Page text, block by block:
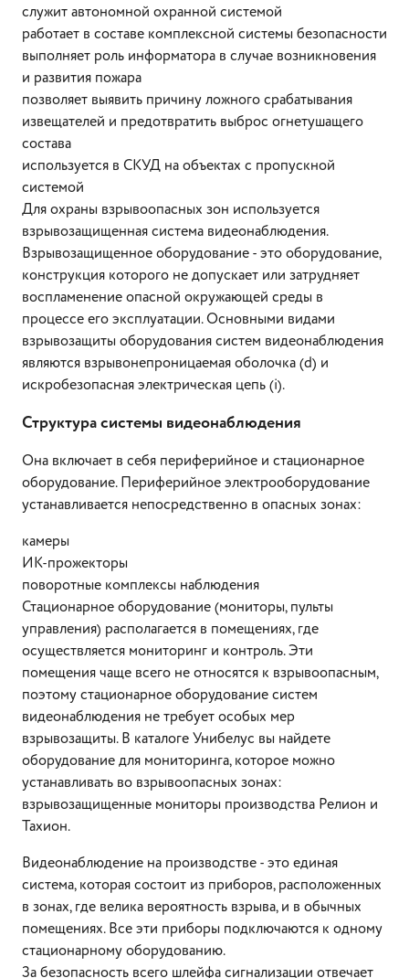
служит автономной охранной системой
работает в составе комплексной системы безопасности
выполняет роль информатора в случае возникновения
и развития пожара
позволяет выявить причину ложного срабатывания
извещателей и предотвратить выброс огнетушащего
состава
используется в СКУД на объектах с пропускной
системой
Для охраны взрывоопасных зон используется
взрывозащищенная система видеонаблюдения.
Взрывозащищенное оборудование - это оборудование,
конструкция которого не допускает или затрудняет
воспламенение опасной окружающей среды в
процессе его эксплуатации. Основными видами
взрывозащиты оборудования систем видеонаблюдения
являются взрывонепроницаемая оболочка (d) и
искробезопасная электрическая цепь (i).
Структура системы видеонаблюдения
Она включает в себя периферийное и стационарное
оборудование. Периферийное электрооборудование
устанавливается непосредственно в опасных зонах:
камеры
ИК-прожекторы
поворотные комплексы наблюдения
Стационарное оборудование (мониторы, пульты
управления) располагается в помещениях, где
осуществляется мониторинг и контроль. Эти
помещения чаще всего не относятся к взрывоопасным,
поэтому стационарное оборудование систем
видеонаблюдения не требует особых мер
взрывозащиты. В каталоге Унибелус вы найдете
оборудование для мониторинга, которое можно
устанавливать во взрывоопасных зонах:
взрывозащищенные мониторы производства Релион и
Тахион.
Видеонаблюдение на производстве - это единая
система, которая состоит из приборов, расположенных
в зонах, где велика вероятность взрыва, и в обычных
помещениях. Все эти приборы подключаются к одному
стационарному оборудованию.
За безопасность всего шлейфа сигнализации отвечает